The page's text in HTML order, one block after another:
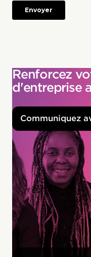
Renforcez
d'entreprise
Communiquez